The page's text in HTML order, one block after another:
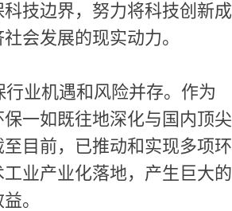
技边界，努力将科技创新成
会发展的现实动力。
业机遇和风险并存。作为
一如既往地深化与国内顶尖
目前，已推动和实现多项环
业产业化落地，产生巨大的
。